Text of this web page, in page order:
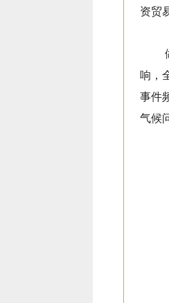
资贸
气候